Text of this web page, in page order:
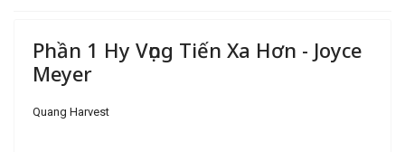
Phần 1 Hy Vọng Tiến Xa Hơn - Joyce
Meyer
Quang Harvest